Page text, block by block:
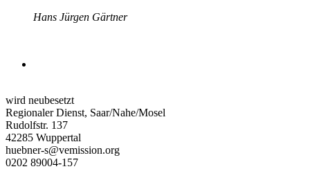
Hans Jürgen Gärtner
wird neubesetzt
Regionaler Dienst, Saar/Nahe/Mosel
Rudolfstr. 137
42285 Wuppertal
huebner-s@vemission.org
0202 89004-157